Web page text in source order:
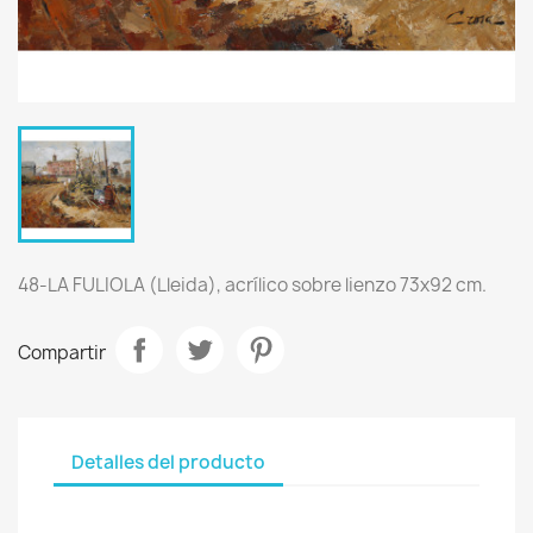
48-LA FULIOLA (Lleida), acrílico sobre lienzo 73x92 cm.
Compartir
Detalles del producto